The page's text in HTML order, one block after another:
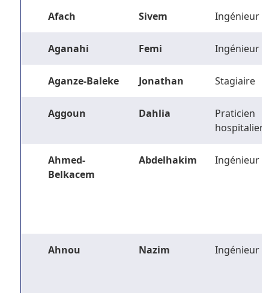
Afach Sivem Ingénieur
Aganahi Femi Ingénieur
Aganze-Baleke Jonathan Stagiaire
Aggoun Dahlia
Praticien
hospitalier
Ahmed-
Belkacem
Abdelhakim Ingénieur
Ahnou Nazim Ingénieur